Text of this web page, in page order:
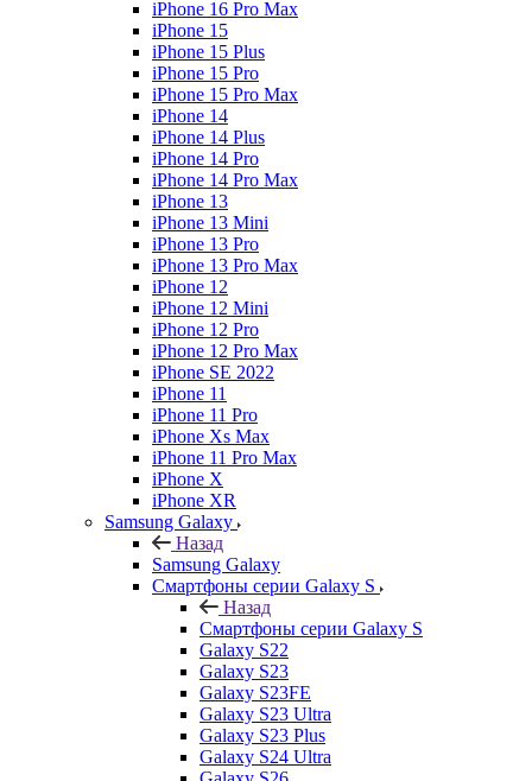
iPhone 16 Pro Max
iPhone 15
iPhone 15 Plus
iPhone 15 Pro
iPhone 15 Pro Max
iPhone 14
iPhone 14 Plus
iPhone 14 Pro
iPhone 14 Pro Max
iPhone 13
iPhone 13 Mini
iPhone 13 Pro
iPhone 13 Pro Max
iPhone 12
iPhone 12 Mini
iPhone 12 Pro
iPhone 12 Pro Max
iPhone SE 2022
iPhone 11
iPhone 11 Pro
iPhone Xs Max
iPhone 11 Pro Max
iPhone X
iPhone XR
Samsung Galaxy
Назад
Samsung Galaxy
Смартфоны серии Galaxy S
Назад
Смартфоны серии Galaxy S
Galaxy S22
Galaxy S23
Galaxy S23FE
Galaxy S23 Ultra
Galaxy S23 Plus
Galaxy S24 Ultra